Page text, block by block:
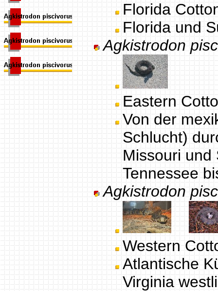
Florida
Florida und
Agkistrodon
Eastern
Von der
Schlucht)
Missouri und
Tennessee
Agkistrodon
Western
Atlantische
Virginia